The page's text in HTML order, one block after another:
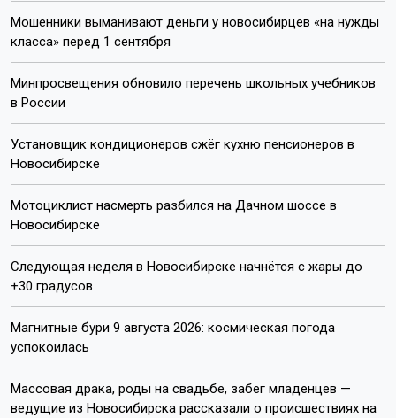
Мошенники выманивают деньги у новосибирцев «на нужды
класса» перед 1 сентября
Минпросвещения обновило перечень школьных учебников
в России
Установщик кондиционеров сжёг кухню пенсионеров в
Новосибирске
Мотоциклист насмерть разбился на Дачном шоссе в
Новосибирске
Следующая неделя в Новосибирске начнётся с жары до
+30 градусов
Магнитные бури 9 августа 2026: космическая погода
успокоилась
Массовая драка, роды на свадьбе, забег младенцев —
ведущие из Новосибирска рассказали о происшествиях на